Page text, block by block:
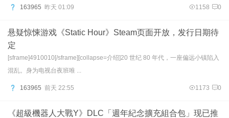
163965 昨天 01:09 1158 0
悬疑惊悚游戏《Static Hour》Steam页面开放，发行日期待
定
[sframe]4910010[/sframe][collapse=介绍]20 世纪 80 年代，一座偏远小镇陷入
混乱。身为电视台夜班唯 ...
163965 前天 22:55 1173 0
《超級機器人大戰Y》DLC「週年紀念擴充組合包」现已推